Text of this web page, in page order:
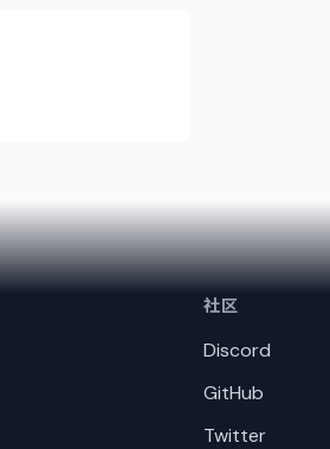
社区
Discord
GitHub
Twitter